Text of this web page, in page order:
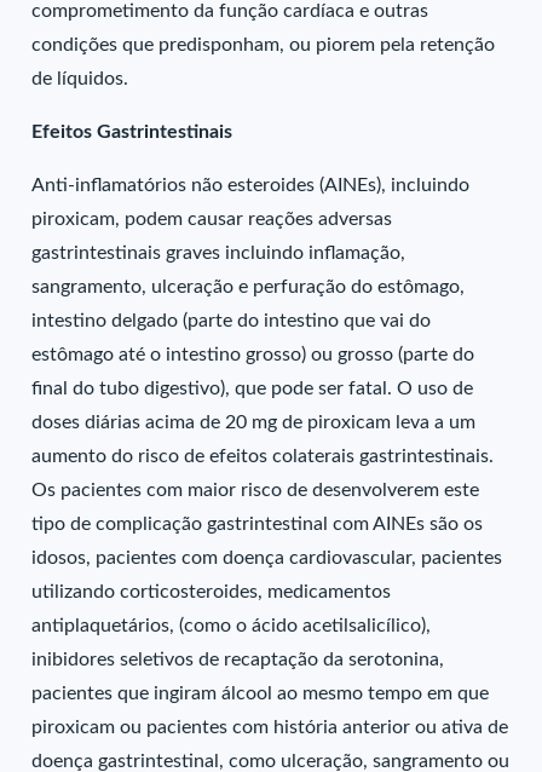
comprometimento da função cardíaca e outras
condições que predisponham, ou piorem pela retenção
de líquidos.
Efeitos Gastrintestinais
Anti-inflamatórios não esteroides (AINEs), incluindo
piroxicam, podem causar reações adversas
gastrintestinais graves incluindo inflamação,
sangramento, ulceração e perfuração do estômago,
intestino delgado (parte do intestino que vai do
estômago até o intestino grosso) ou grosso (parte do
final do tubo digestivo), que pode ser fatal. O uso de
doses diárias acima de 20 mg de piroxicam leva a um
aumento do risco de efeitos colaterais gastrintestinais.
Os pacientes com maior risco de desenvolverem este
tipo de complicação gastrintestinal com AINEs são os
idosos, pacientes com doença cardiovascular, pacientes
utilizando corticosteroides, medicamentos
antiplaquetários, (como o ácido acetilsalicílico),
inibidores seletivos de recaptação da serotonina,
pacientes que ingiram álcool ao mesmo tempo em que
piroxicam ou pacientes com história anterior ou ativa de
doença gastrintestinal, como ulceração, sangramento ou